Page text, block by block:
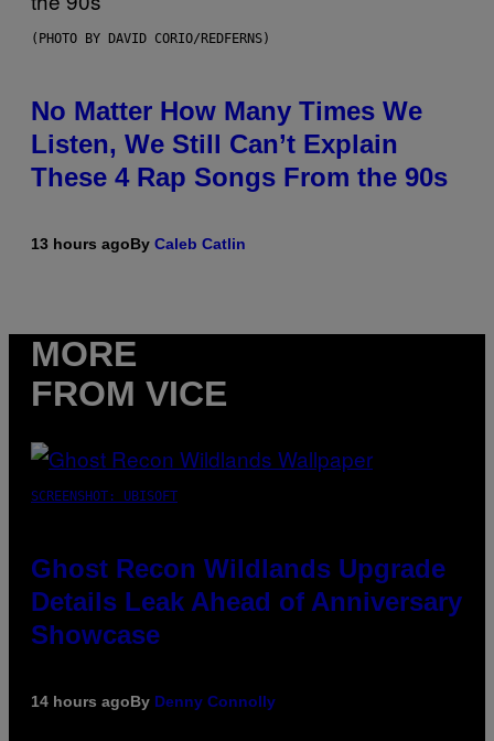
(PHOTO BY DAVID CORIO/REDFERNS)
No Matter How Many Times We
Listen, We Still Can’t Explain
These 4 Rap Songs From the 90s
13 hours agoBy Caleb Catlin
MORE
FROM VICE
SCREENSHOT: UBISOFT
Ghost Recon Wildlands Upgrade
Details Leak Ahead of Anniversary
Showcase
14 hours agoBy Denny Connolly